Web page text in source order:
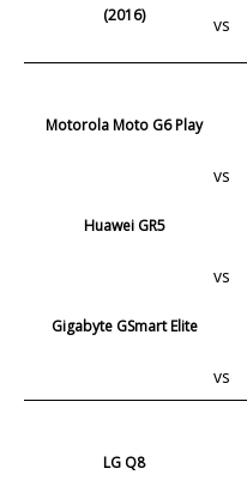
(2016)
vs
Motorola Moto G6 Play
vs
Huawei GR5
vs
Gigabyte GSmart Elite
vs
LG Q8